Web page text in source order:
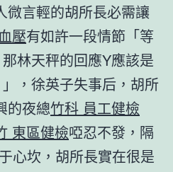
微言輕的胡所長必需讓
壓有如許一段情節「等
林天秤的回應Y應該是
，徐英子失事后，胡所
的夜總竹科 員工健檢
東區健檢啞忍不發，隔
心坎，胡所長實在很是